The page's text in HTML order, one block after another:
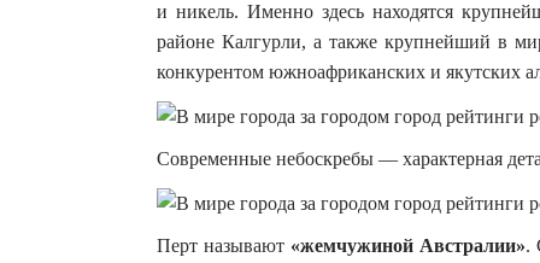
и никель. Именно здесь находятся
районе Калгурли, а также крупнейший в
конкурентом южноафриканских и якутских
Современные небоскребы — характерная
Перт называют «жемчужиной Австралии».